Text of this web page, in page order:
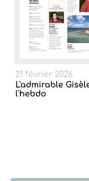
21 février 2026
L'admirable
l'hebdo